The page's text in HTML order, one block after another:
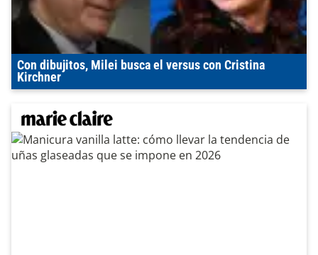
Con dibujitos, Milei busca el versus con Cristina
Kirchner